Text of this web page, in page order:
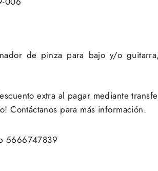
de pinza para bajo y/o
extra al pagar mediante
Contáctanos para más información.
5666747839